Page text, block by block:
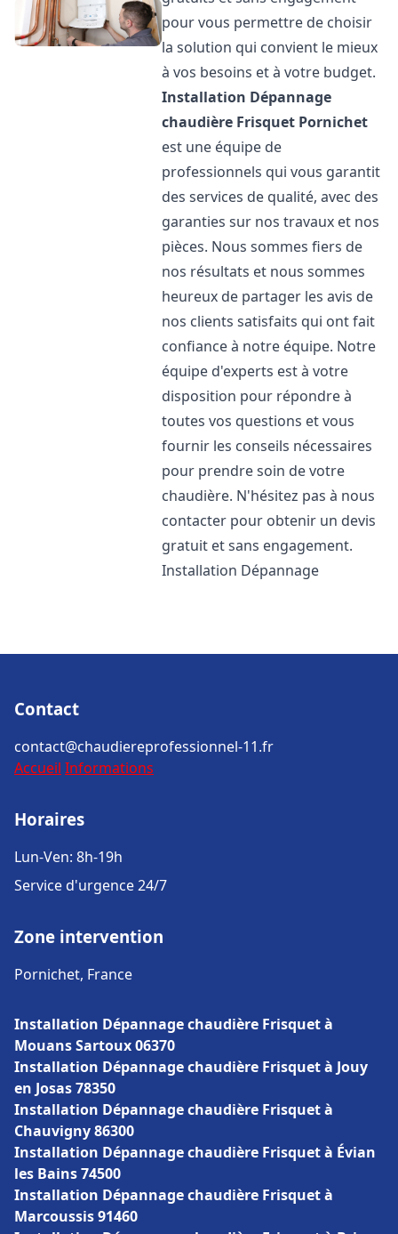
pour vous permettre de choisir
la solution qui convient le mieux
à vos besoins et à votre budget.
Installation Dépannage
chaudière Frisquet Pornichet
est une équipe de
professionnels qui vous garantit
des services de qualité, avec des
garanties sur nos travaux et nos
pièces. Nous sommes fiers de
nos résultats et nous sommes
heureux de partager les avis de
nos clients satisfaits qui ont fait
confiance à notre équipe. Notre
équipe d'experts est à votre
disposition pour répondre à
toutes vos questions et vous
fournir les conseils nécessaires
pour prendre soin de votre
chaudière. N'hésitez pas à nous
contacter pour obtenir un devis
gratuit et sans engagement.
Installation Dépannage
Contact
contact@chaudiereprofessionnel-11.fr
Accueil Informations
Horaires
Lun-Ven: 8h-19h
Service d'urgence 24/7
Zone intervention
Pornichet, France
Installation Dépannage chaudière Frisquet à
Mouans Sartoux 06370
Installation Dépannage chaudière Frisquet à Jouy
en Josas 78350
Installation Dépannage chaudière Frisquet à
Chauvigny 86300
Installation Dépannage chaudière Frisquet à Évian
les Bains 74500
Installation Dépannage chaudière Frisquet à
Marcoussis 91460